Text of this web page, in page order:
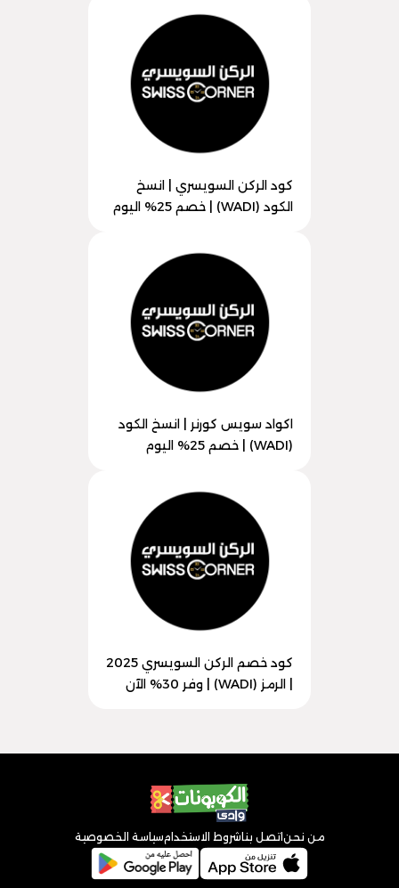
كود الركن السويسري | انسخ
الكود (WADI) | خصم 25% اليوم
اكواد سويس كورنر | انسخ الكود
(WADI) | خصم 25% اليوم
كود خصم الركن السويسري 2025
| الرمز (WADI) | وفر 30% الآن
من نحن اتصل بنا شروط الاستخدامسياسة الخصوصية